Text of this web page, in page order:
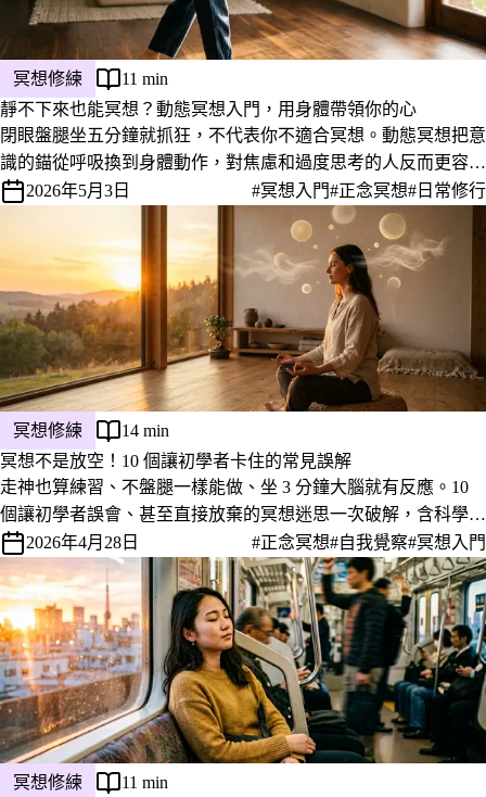
冥想修練
11 min
靜不下來也能冥想？動態冥想入門，用身體帶領你的心
閉眼盤腿坐五分鐘就抓狂，不代表你不適合冥想。動態冥想把意
識的錨從呼吸換到身體動作，對焦慮和過度思考的人反而更容易
進入。整理走路冥想、奧修動態靜心、日常動態冥想三種入門方
法，附 2024 年最新研究與我自己每天在用的 10 分鐘版本。
2026年5月3日 #冥想入門#正念冥想#日常修行
冥想修練
14 min
冥想不是放空！10 個讓初學者卡住的常見誤解
走神也算練習、不盤腿一樣能做、坐 3 分鐘大腦就有反應。10
個讓初學者誤會、甚至直接放棄的冥想迷思一次破解，含科學研
究、副作用警示與華人文化包袱。
2026年4月28日 #正念冥想#自我覺察#冥想入門
冥想修練
11 min